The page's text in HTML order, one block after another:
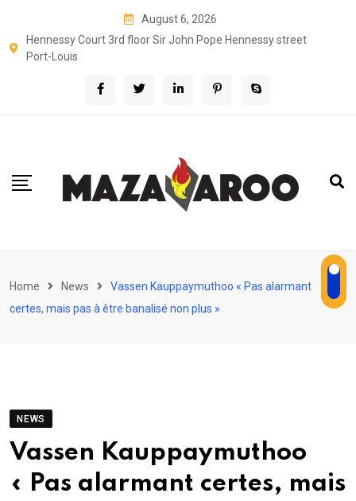
content
August 6, 2026
Hennessy Court 3rd floor Sir John Pope Hennessy street
Port-Louis
Home News
Vassen Kauppaymuthoo « Pas alarmant
certes, mais pas à être banalisé non plus »
NEWS
Vassen Kauppaymuthoo
« Pas alarmant certes, mais